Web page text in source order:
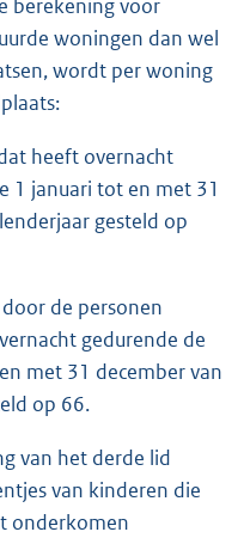
berekening voor
woningen dan wel
wordt per woning
heeft overnacht
1 januari tot en met 31
gesteld op
de personen
gedurende de
met 31 december van
op 66.
van het derde lid
van kinderen die
onderkomen